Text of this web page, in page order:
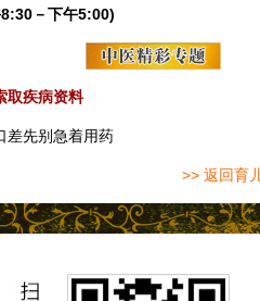
－下午5:00)
取疾病资料
差先别急着用药
>> 返回育